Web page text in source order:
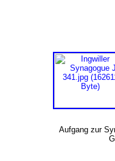
Aufgang zur